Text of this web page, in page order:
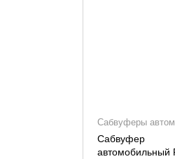
Сабвуферы
Сабвуфер
автомобильный